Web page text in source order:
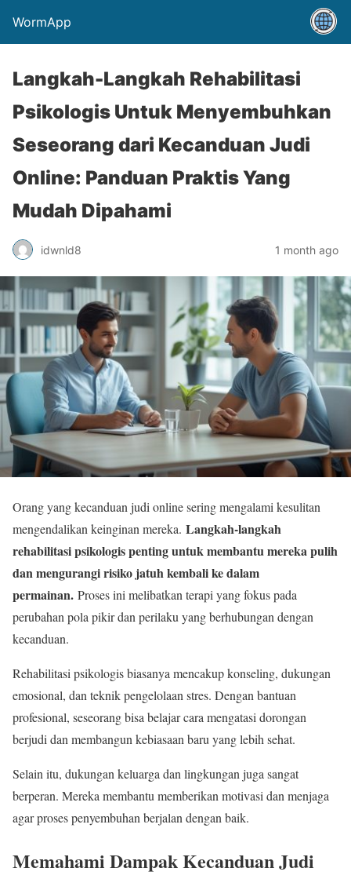
WormApp
Langkah-Langkah Rehabilitasi
Psikologis Untuk Menyembuhkan
Seseorang dari Kecanduan Judi
Online: Panduan Praktis Yang
Mudah Dipahami
idwnld8 1 month ago
Orang yang kecanduan judi online sering mengalami kesulitan
mengendalikan keinginan mereka. Langkah-langkah
rehabilitasi psikologis penting untuk membantu mereka pulih
dan mengurangi risiko jatuh kembali ke dalam
permainan. Proses ini melibatkan terapi yang fokus pada
perubahan pola pikir dan perilaku yang berhubungan dengan
kecanduan.
Rehabilitasi psikologis biasanya mencakup konseling, dukungan
emosional, dan teknik pengelolaan stres. Dengan bantuan
profesional, seseorang bisa belajar cara mengatasi dorongan
berjudi dan membangun kebiasaan baru yang lebih sehat.
Selain itu, dukungan keluarga dan lingkungan juga sangat
berperan. Mereka membantu memberikan motivasi dan menjaga
agar proses penyembuhan berjalan dengan baik.
Memahami Dampak Kecanduan Judi